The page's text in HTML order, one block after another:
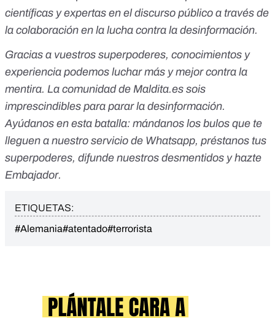
científicas y expertas en el discurso público a través de
la colaboración en la lucha contra la desinformación.
Gracias a vuestros superpoderes, conocimientos y
experiencia podemos luchar más y mejor contra la
mentira. La comunidad de Maldita.es sois
imprescindibles para parar la desinformación.
Ayúdanos en esta batalla: mándanos los bulos que te
lleguen a nuestro servicio de Whatsapp, préstanos tus
superpoderes, difunde nuestros desmentidos yhazte
Embajador.
ETIQUETAS:
#Alemania#atentado#terrorista